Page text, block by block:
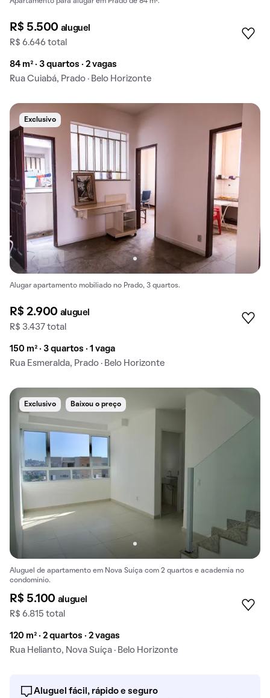
Apartamento para alugar em Prado de 84 m².
R$ 5.500 aluguel
R$ 6.646 total
84 m² · 3 quartos · 2 vagas
Rua Cuiabá, Prado · Belo Horizonte
Exclusivo
Alugar apartamento mobiliado no Prado, 3 quartos.
R$ 2.900 aluguel
R$ 3.437 total
150 m² · 3 quartos · 1 vaga
Rua Esmeralda, Prado · Belo Horizonte
Exclusivo Baixou o preço
Aluguel de apartamento em Nova Suíça com 2 quartos e academia no
condomínio.
R$ 5.100 aluguel
R$ 6.815 total
120 m² · 2 quartos · 2 vagas
Rua Helianto, Nova Suíça · Belo Horizonte
Aluguel fácil, rápido e seguro